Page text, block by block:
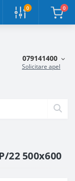
0 0
079141400
Solicitare apel
22 500x600